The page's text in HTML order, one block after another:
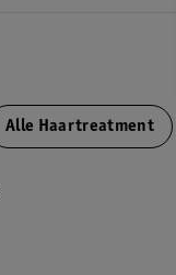
Alle Haartreatment